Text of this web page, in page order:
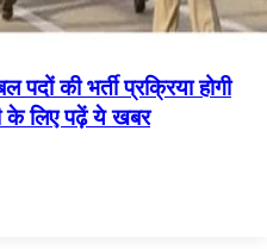
की भर्ती प्रक्रिया होगी
के लिए पढ़ें ये खबर